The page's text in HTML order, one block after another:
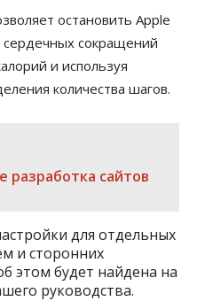
остановить Apple
сердечных сокращений
и используя
количества шагов.
разработка сайтов
для отдельных
и сторонних
этом будет найдена на
руководства.